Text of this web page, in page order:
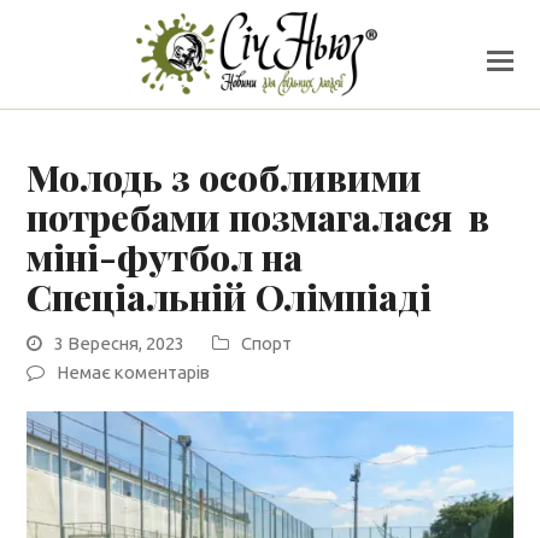
Молодь з особливими
потребами позмагалася в
міні-футбол на
Спеціальній Олімпіаді
3 Вересня, 2023
Спорт
Немає коментарів